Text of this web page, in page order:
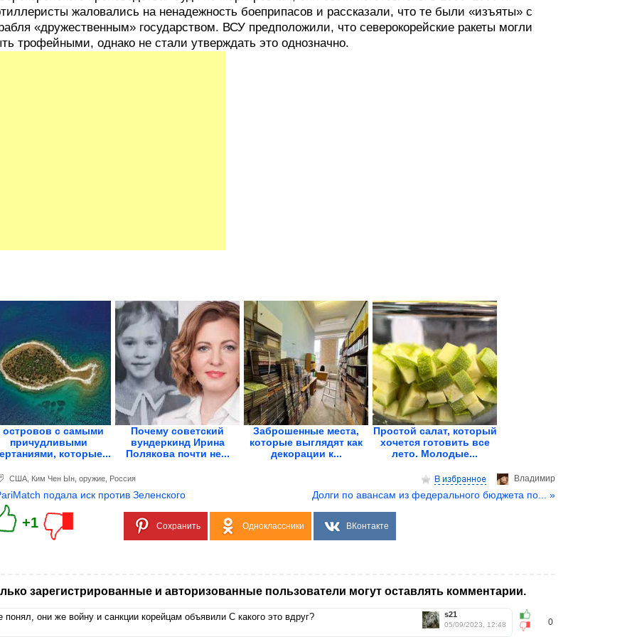
жаловались на ненадежность боеприпасов и рассказали, что те были «изъяты» с
«дружественным» государством. ВСУ предположили, что северокорейские ракеты могли
трофейными, однако не стали утверждать это однозначно.
островов с самыми
причудливыми
которые...
Почему советский
вундеркинд Ирина
Полякова почти не...
Заброшенные места,
которые выглядят как
декорации к...
Простой салат, который
хочется готовить все
лето. Молодые...
Владимир
США Ким Чен Ын оружие Россия
подала иск против Зеленского Долги по авансам из федерального бюджета по... »
+1 Сохранить Одноклассники ВКонтакте
зарегистрированные и авторизованные пользователи могут оставлять комментарии.
0
s21
05/09/2023, 12:48
понял, они же войну и санкции корейцам объявили С какого это вдруг?